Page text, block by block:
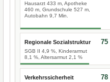
Hausarzt 433 m, Apotheke
460 m, Grundschule 527 m,
Autobahn 9,7 Min.
Regionale Sozialstruktur
SGB II 4,9 %, Kinderarmut
8,1 %, Altersarmut 2,1 %
75
Verkehrssicherheit 78